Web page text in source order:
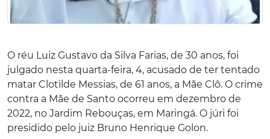
O réu Luiz Gustavo da Silva Farias, de 30 anos, foi
julgado nesta quarta-feira, 4, acusado de ter tentado
matar Clotilde Messias, de 61 anos, a Mãe Clô. O crime
contra a Mãe de Santo ocorreu em dezembro de
2022, no Jardim Rebouças, em Maringá. O júri foi
presidido pelo juiz Bruno Henrique Golon.